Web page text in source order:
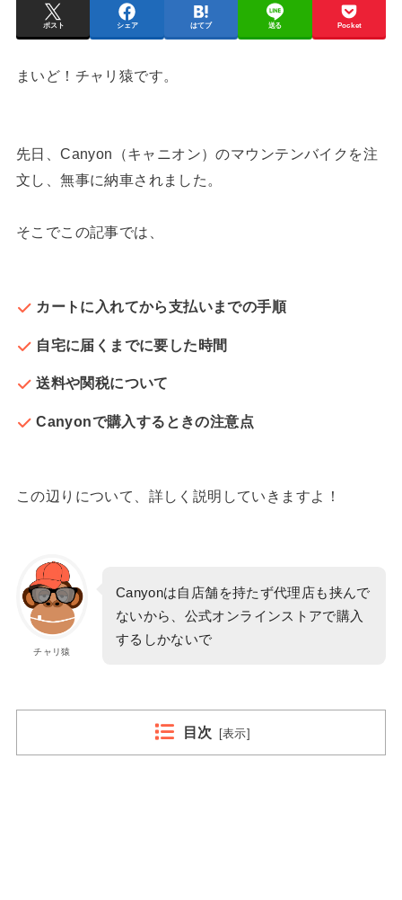
ポスト シェア はてブ 送る Pocket
まいど！チャリ猿です。
先日、Canyon（キャニオン）のマウンテンバイクを注
文し、無事に納車されました。
そこでこの記事では、
カートに入れてから支払いまでの手順
自宅に届くまでに要した時間
送料や関税について
Canyonで購入するときの注意点
この辺りについて、詳しく説明していきますよ！
チャリ猿
Canyonは自店舗を持たず代理店も挟んで
ないから、公式オンラインストアで購入
するしかないで
目次 表示